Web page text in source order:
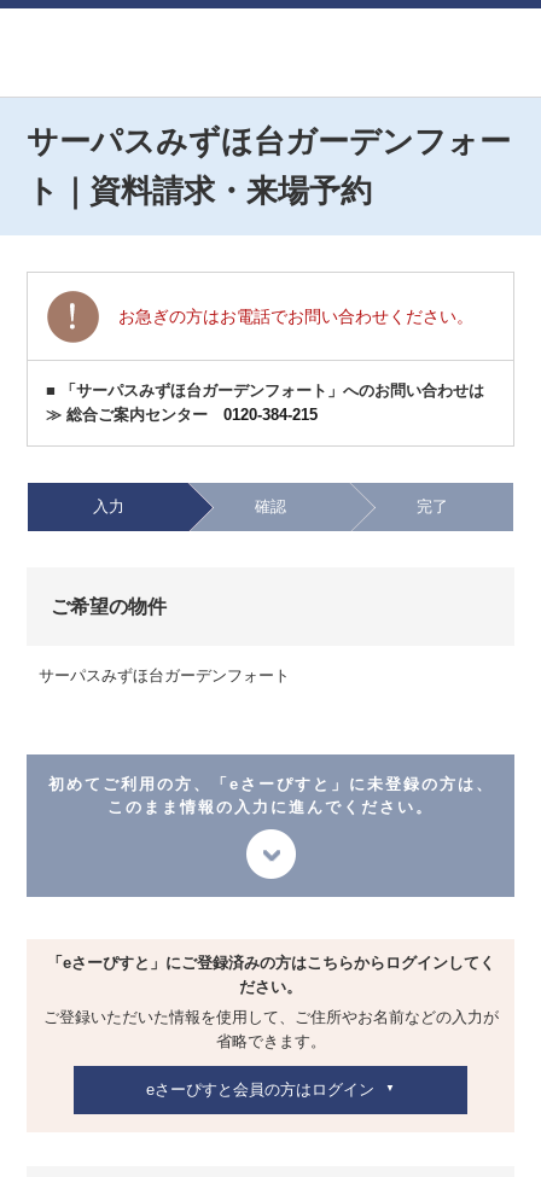
サーパスみずほ台ガーデンフォー
ト｜資料請求・来場予約
お急ぎの方はお電話でお問い合わせください。
■ 「サーパスみずほ台ガーデンフォート」へのお問い合わせは
≫ 総合ご案内センター0120-384-215
入力 確認 完了
ご希望の物件
サーパスみずほ台ガーデンフォート
初めてご利用の方、「eさーぴすと」に未登録の方は、
このまま情報の入力に進んでください。
「eさーぴすと」にご登録済みの方はこちらからログインしてく
ださい。
ご登録いただいた情報を使用して、
ご住所やお名前などの入力が
省略できます。
eさーぴすと会員の方はログイン